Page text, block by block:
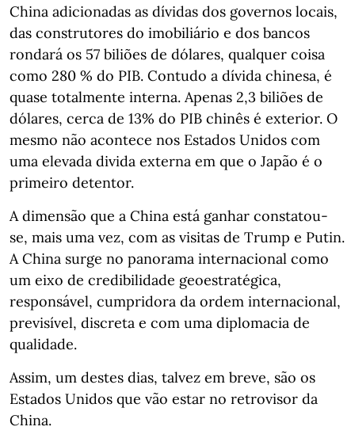
China adicionadas as dívidas dos governos locais,
das construtores do imobiliário e dos bancos
rondará os 57 biliões de dólares, qualquer coisa
como 280 % do PIB. Contudo a dívida chinesa, é
quase totalmente interna. Apenas 2,3 biliões de
dólares, cerca de 13% do PIB chinês é exterior. O
mesmo não acontece nos Estados Unidos com
uma elevada divida externa em que o Japão é o
primeiro detentor.
A dimensão que a China está ganhar constatou-
se, mais uma vez, com as visitas de Trump e Putin.
A China surge no panorama internacional como
um eixo de credibilidade geoestratégica,
responsável, cumpridora da ordem internacional,
previsível, discreta e com uma diplomacia de
qualidade.
Assim, um destes dias, talvez em breve, são os
Estados Unidos que vão estar no retrovisor da
China.